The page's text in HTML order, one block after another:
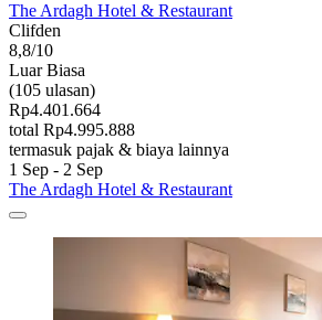
The Ardagh Hotel & Restaurant
Clifden
8,8/10
Luar Biasa
(105 ulasan)
Rp4.401.664
total Rp4.995.888
termasuk pajak & biaya lainnya
1 Sep - 2 Sep
The Ardagh Hotel & Restaurant